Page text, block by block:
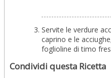
Servite le verdure
caprino e le
foglioline di timo
Condividi questa Ricetta